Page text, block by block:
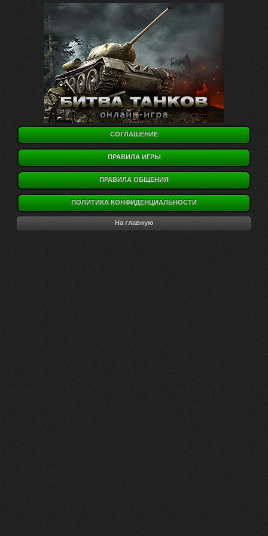
СОГЛАШЕНИЕ
ПРАВИЛА ИГРЫ
ПРАВИЛА ОБЩЕНИЯ
ПОЛИТИКА КОНФИДЕНЦИАЛЬНОСТИ
На главную